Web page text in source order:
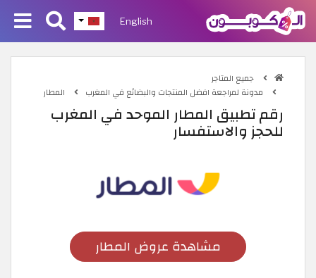
English
جميع المتاجر
مدونة لمراجعة افضل المنتجات والبضائع في المغرب
المطار
رقم تطبيق المطار الموحد في المغرب
للحجز والاستفسار
مشاهدة عروض المطار